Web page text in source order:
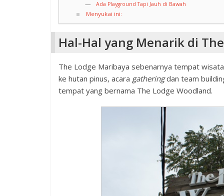
Ada Playground Tapi Jauh di Bawah
Menyukai ini:
Hal-Hal yang Menarik di
The Lodge Maribaya sebenarnya tempat
ke hutan pinus, acara gatheringdan team
tempat yang bernama The Lodge Woodland.